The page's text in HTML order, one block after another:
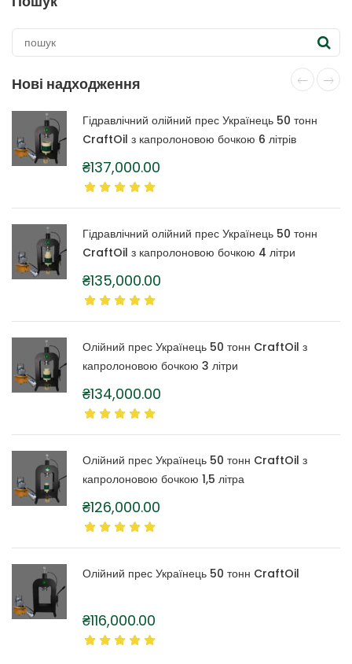
товару
Нові надходження
Гідравлічний олійний прес Українець 50 тонн
CraftOil з капролоновою бочкою 6 літрів
₴137,000.00
Гідравлічний олійний прес Українець 50 тонн
CraftOil з капролоновою бочкою 4 літри
₴135,000.00
Олійний прес Українець 50 тонн CraftOil з
капролоновою бочкою 3 літри
₴134,000.00
Олійний прес Українець 50 тонн CraftOil з
капролоновою бочкою 1,5 літра
₴126,000.00
Олійний прес Українець 50 тонн CraftOil
₴116,000.00